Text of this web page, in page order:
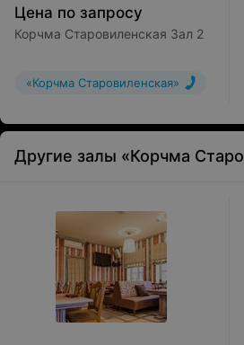
Цена по запросу
Корчма Старовиленская Зал 2
«Корчма Старовиленская»
Другие залы «Корчма